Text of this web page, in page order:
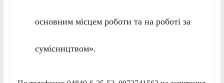
основним місцем роботи та на роботі за
сумісництвом».